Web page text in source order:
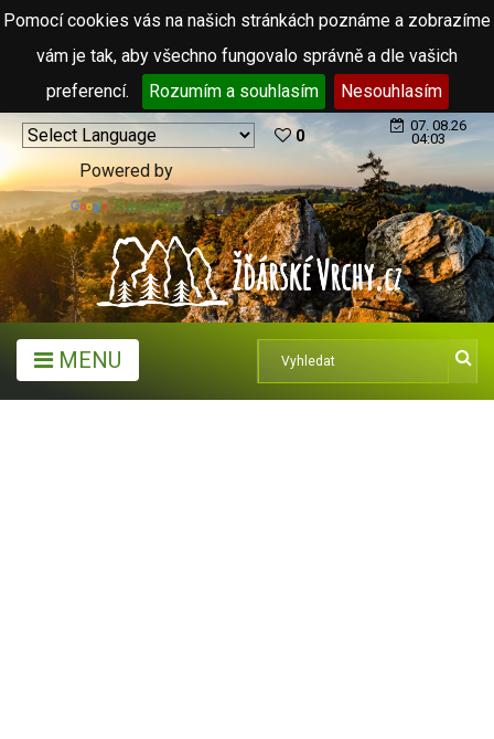
Pomocí cookies vás na našich stránkách poznáme a zobrazíme
vám je tak, aby všechno fungovalo správně a dle vašich
preferencí.
Rozumím a souhlasím Nesouhlasím
Powered by
Translate
0
07. 08.26
04:03
MENU